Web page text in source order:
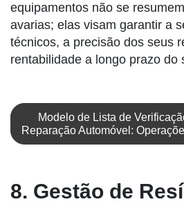
equipamentos não se
avarias; elas visam garantir a
técnicos, a precisão dos seus
rentabilidade a longo prazo do
Modelo de Lista de
Reparação Automóvel:
8. Gestão de